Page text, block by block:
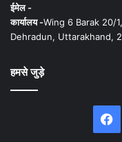
ईमेल -
कार्यालय -Wing 6 Barak 20/
Dehradun, Uttarakhand,
हमसे जुड़े